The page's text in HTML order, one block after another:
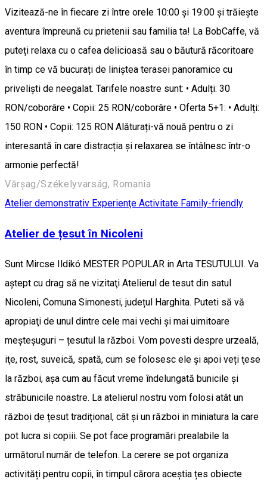
Vizitează-ne în fiecare zi între orele 10:00 și 19:00 și trăiește
aventura împreună cu prietenii sau familia ta! La BobCaffe, vă
puteți relaxa cu o cafea delicioasă sau o băutură răcoritoare
în timp ce vă bucurați de liniștea terasei panoramice cu
priveliști de neegalat. Tarifele noastre sunt: • Adulți: 30
RON/coborâre • Copii: 25 RON/coborâre • Oferta 5+1: • Adulți:
150 RON • Copii: 125 RON Alăturați-vă nouă pentru o zi
interesantă în care distracția și relaxarea se întâlnesc într-o
armonie perfectă!
Vărșag/Székelyvarság, Romania
Atelier demonstrativ Experienţe Activitate Family-friendly
Atelier de țesut în Nicoleni
Sunt Mircse Ildikó MESTER POPULAR in Arta TESUTULUI. Va
aştept cu drag să ne vizitaţi Atelierul de tesut din satul
Nicoleni, Comuna Simonesti, județul Harghita. Puteti să vă
apropiaţi de unul dintre cele mai vechi şi mai uimitoare
meşteşuguri – țesutul la război. Vom povesti despre urzeală,
iţe, rost, suveică, spată, cum se folosesc ele și apoi veți ţese
la război, aşa cum au făcut vreme îndelungată bunicile şi
străbunicile noastre. La atelierul nostru vom folosi atât un
război de țesut tradițional, cât și un război in miniatura la care
pot lucra si copiii. Se pot face programări prealabile la
următorul număr de telefon. La cerere se pot organiza
activități pentru copii, în timpul cărora aceștia țes obiecte